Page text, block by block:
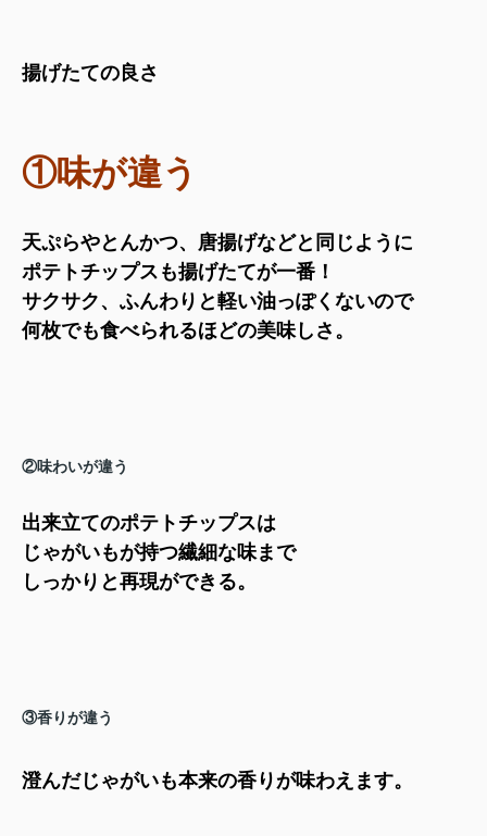
揚げたての良さ
①味が違う
天ぷらやとんかつ、唐揚げなどと同じように
ポテトチップスも揚げたてが一番！
サクサク、ふんわりと軽い油っぽくないので
何枚でも食べられるほどの美味しさ。
②味わいが違う
出来立てのポテトチップスは
じゃがいもが持つ繊細な味まで
しっかりと再現ができる。
③香りが違う
澄んだじゃがいも本来の香りが味わえます。